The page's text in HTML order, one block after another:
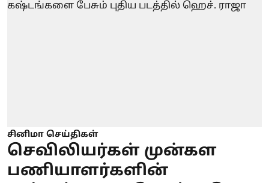
சினிமா செய்திகள்
செவிலியர்கள் முன்கள
பணியாளர்களின்